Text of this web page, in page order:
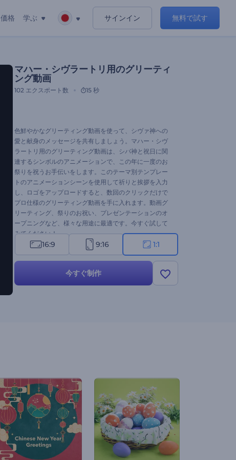
価格 学ぶ サインイン 無料で試す
マハー・シヴラートリ用のグリーティ
ング動画
102 エクスポート数 15 秒
色鮮やかなグリーティング動画を使って、シヴァ神への
愛と献身のメッセージを共有しましょう。マハー・シヴ
ラートリ用のグリーティング動画は、シバ神と祝日に関
連するシンボルのアニメーションで、この年に一度のお
祭りを祝うお手伝いをします。このテーマ別テンプレー
トのアニメーションシーンを使用して祈りと挨拶を入力
し、ロゴをアップロードすると、数回のクリックだけで
プロ仕様のグリーティング動画を手に入れます。動画グ
リーティング、祭りのお祝い、プレゼンテーションのオ
ープニングなど、様々な用途に最適です。今すぐ試して
みてください！
16:9 9:16 1:1
今すぐ制作